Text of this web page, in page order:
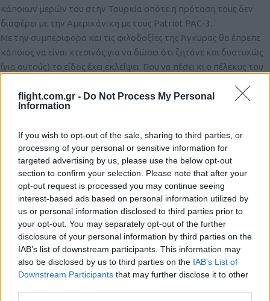
flight.com.gr - Do Not Process My Personal
Information
If you wish to opt-out of the sale, sharing to third parties, or
processing of your personal or sensitive information for
targeted advertising by us, please use the below opt-out
section to confirm your selection. Please note that after your
opt-out request is processed you may continue seeing
interest-based ads based on personal information utilized by
us or personal information disclosed to third parties prior to
your opt-out. You may separately opt-out of the further
disclosure of your personal information by third parties on the
IAB’s list of downstream participants. This information may
also be disclosed by us to third parties on the IAB’s List of
Downstream Participants that may further disclose it to other
κάποιων μερών του στην Τουρκία οπότε η πρόταση τους δεν
διαφέρει με την Αμερικάνικη με τους Patriot PAC-3.
Mε την συμπεριφορά και τις φιλοδοξίες της Άγκυρας θα έπρεπε
κάποιος να είναι χτεσινός για να δώσει ότι ζητάνε και δυστυχώς
(για αυτούς) το είδος έχει εκλείψει. Που να πέσει κι ο πέλεκυς του
0 Reply
TED(@ted)
Active Member
19 Απριλίου 2019 20:07
#91082
Έχει η Τουρκία το δικαίωμα παραγωγής και πώλησης των 214
στο εξωτερικό ;
Αυτά δεν είναι αυτά που αναπτύχθηκαν λόγω της ελληνικής
παραγγελίας ;
Και αν θυμάμαι καλά, κάπου είχα ακούσει ότι η Ελλάδα
εισπράττει κάποια χρήματα ως δικαιώματα από την παραγωγή
των υποβρυχίων αυτών από άλλες χώρες. Δεν ισχύει αυτό ;
0 Reply View Replies(2)